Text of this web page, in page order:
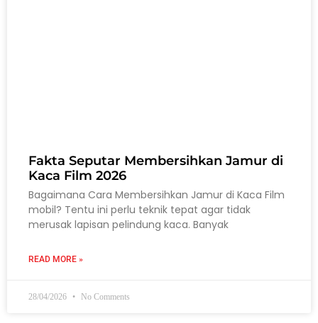
Fakta Seputar Membersihkan Jamur di
Kaca Film 2026
Bagaimana Cara Membersihkan Jamur di Kaca Film
mobil? Tentu ini perlu teknik tepat agar tidak
merusak lapisan pelindung kaca. Banyak
READ MORE »
28/04/2026 No Comments